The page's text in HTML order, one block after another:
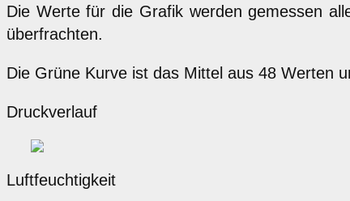
Die Werte für die Grafik werden gemessen
überfrachten.
Die Grüne Kurve ist das Mittel aus 48 Werten
Druckverlauf
Luftfeuchtigkeit